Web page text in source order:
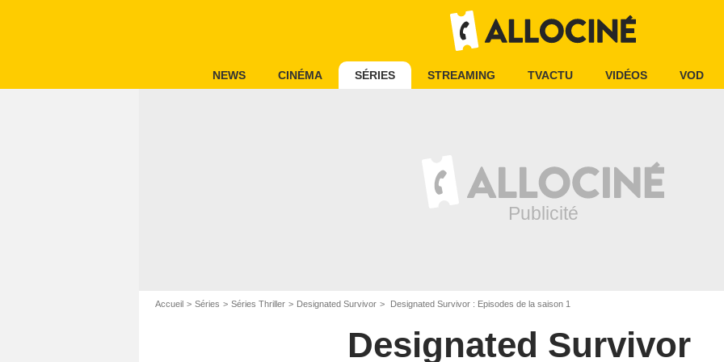
NEWS CINÉMA SÉRIES STREAMING TVACTU VIDÉOS VOD
Accueil Séries Séries Thriller Designated Survivor Designated Survivor : Episodes de la saison 1
Designated Survivor